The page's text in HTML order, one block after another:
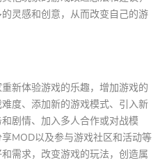
灵感和创意，从而改变自己的游
新体验游戏的乐趣，增加游戏的
度、添加新的游戏模式、引入新
剧情、加入多人合作或对战模
MOD以及参与游戏社区和活动等
需求，改变游戏的玩法，创造属